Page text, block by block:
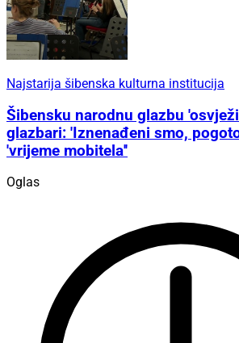
Najstarija šibenska kulturna institucija
Šibensku narodnu glazbu
glazbari: 'Iznenađeni smo,
'vrijeme mobitela''
Oglas